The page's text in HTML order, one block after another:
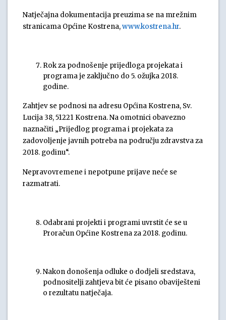
Natječajna dokumentacija preuzima se na mrežnim
stranicama Općine Kostrena,www.kostrena.hr.
Rok za podnošenje prijedloga projekata i
programa je zaključno do 5. ožujka 2018.
godine.
Zahtjev se podnosi na adresu Općina Kostrena, Sv.
Lucija 38, 51221 Kostrena. Na omotnici obavezno
naznačiti „Prijedlog programa i projekata za
zadovoljenje javnih potreba na području zdravstva za
2018. godinu“.
Nepravovremene i nepotpune prijave neće se
razmatrati.
Odabrani projekti i programi uvrstit će se u
Proračun Općine Kostrena za 2018. godinu.
Nakon donošenja odluke o dodjeli sredstava,
podnositelji zahtjeva bit će pisano obaviješteni
o rezultatu natječaja.